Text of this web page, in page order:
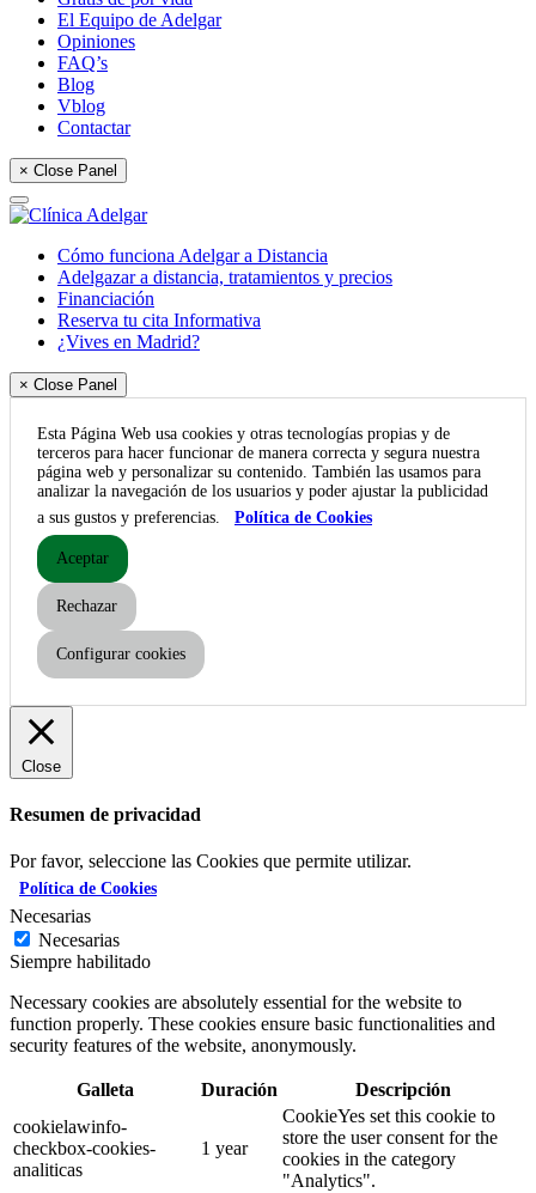
El Equipo de Adelgar
Opiniones
FAQ’s
Blog
Vblog
Contactar
× Close Panel
Cómo funciona Adelgar a Distancia
Adelgazar a distancia, tratamientos y precios
Financiación
Reserva tu cita Informativa
¿Vives en Madrid?
× Close Panel
Esta Página Web usa cookies y otras tecnologías propias y de
terceros para hacer funcionar de manera correcta y segura nuestra
página web y personalizar su contenido. También las usamos para
analizar la navegación de los usuarios y poder ajustar la publicidad
a sus gustos y preferencias.
Política de Cookies
Aceptar
Rechazar
Configurar cookies
Close
Resumen de privacidad
Por favor, seleccione las Cookies que permite utilizar.
Política de Cookies
Necesarias
Necesarias
Siempre habilitado
Necessary cookies are absolutely essential for the website to
function properly. These cookies ensure basic functionalities and
security features of the website, anonymously.
Galleta Duración
Descripción
cookielawinfo-
checkbox-cookies-
analiticas
1 year
CookieYes set this cookie to
store the user consent for the
cookies in the category
"Analytics".